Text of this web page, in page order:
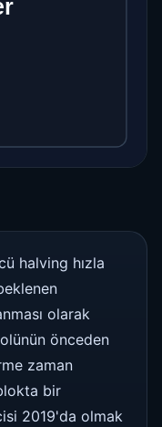
halving hızla
olarak
önceden
zaman
bir
2019'da olmak